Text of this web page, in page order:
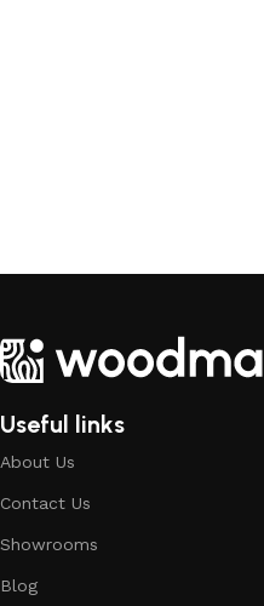
Useful links
About Us
Contact Us
Showrooms
Blog